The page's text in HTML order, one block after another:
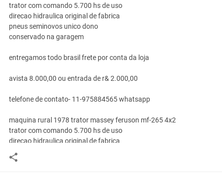
trator com comando 5.700 hs de uso
direcao hidraulica original de fabrica
pneus seminovos unico dono
conservado na garagem
entregamos todo brasil frete por conta da loja
avista 8.000,00 ou entrada de r& 2.000,00
telefone de contato- 11-975884565 whatsapp
maquina rural 1978 trator massey feruson mf-265 4x2
trator com comando 5.700 hs de uso
direcao hidraulica original de fabrica
pneus seminovos unico dono
conservado na garagem